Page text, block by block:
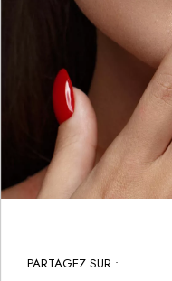
PARTAGEZ SUR :